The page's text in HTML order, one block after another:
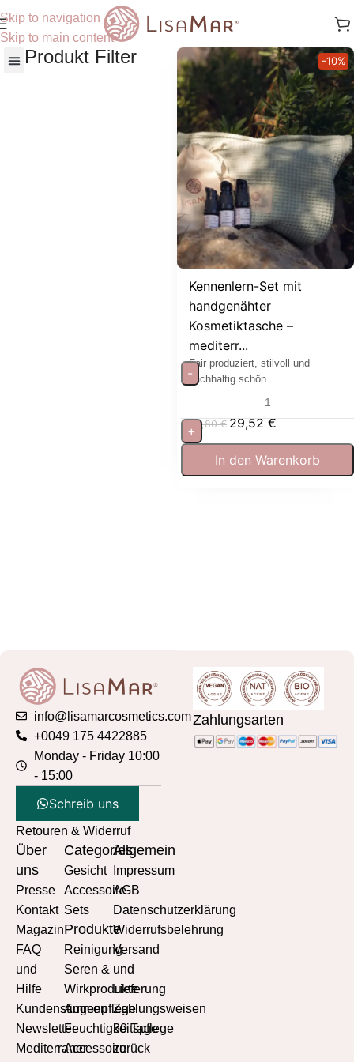
Skip to navigation
Skip to main content
Produkt Filter
Kennenlern-Set mit
handgenähter
Kosmetiktasche –
mediterr...
Fair produziert, stilvoll und
nachhaltig schön
-10%
32,80€ 29,52€
-
+
In den Warenkorb
info@lisamarcosmetics.com
+0049 175 4422885
Monday - Friday 10:00
- 15:00
Schreib uns
Retouren & Widerruf
Über
uns
Presse
Kontakt
Magazin
FAQ
und
Hilfe
Kundenstimmen
Newsletter
Mediterraner
Categories
Gesicht
Accessoire
Sets
Produkte
Reinigung
Seren &
Wirkprodukte
Augenpflege
Feuchtigkeitspflege
Accessoire
Allgemein
Impressum
AGB
Datenschutzerklärung
Widerrufsbelehrung
Versand
und
Lieferung
Zahlungsweisen
30 Tage
zurück
Zahlungsarten